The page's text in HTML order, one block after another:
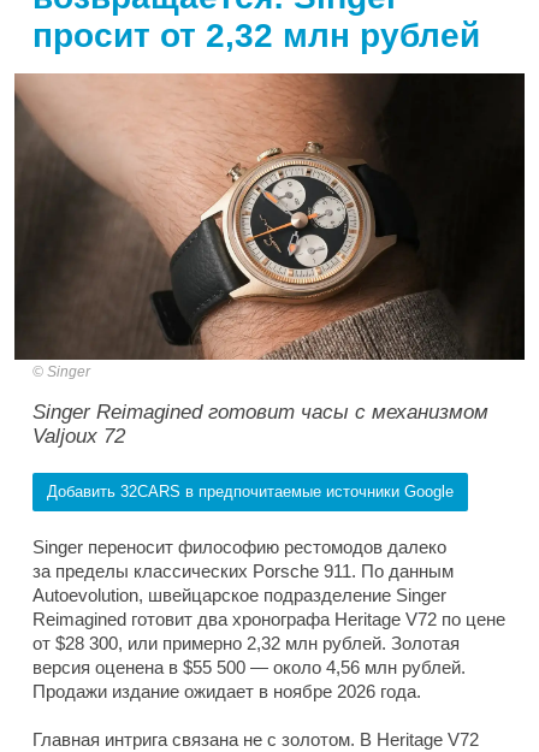
просит от 2,32 млн рублей
Singer
Singer Reimagined готовит часы с механизмом
Valjoux 72
Добавить 32CARS в предпочитаемые источники Google
Singer переносит философию рестомодов далеко
за пределы классических Porsche 911. По данным
Autoevolution, швейцарское подразделение Singer
Reimagined готовит два хронографа Heritage V72 по цене
от $28 300, или примерно 2,32 млн рублей. Золотая
версия оценена в $55 500 — около 4,56 млн рублей.
Продажи издание ожидает в ноябре 2026 года.
Главная интрига связана не с золотом. В Heritage V72